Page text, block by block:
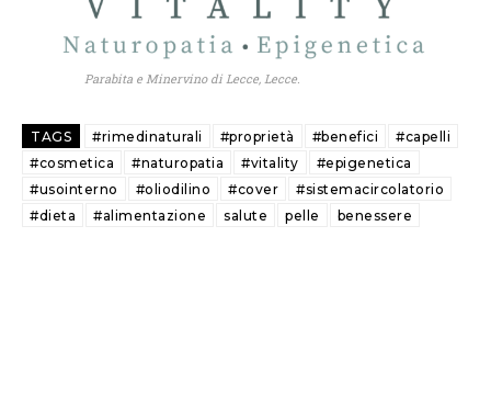
Parabita e Minervino di Lecce, Lecce.
TAGS #rimedinaturali #proprietà #benefici
#capelli
#cosmetica
#naturopatia #vitality
#epigenetica
#usointerno
#oliodilino #cover
#sistemacircolatorio
#dieta
#alimentazione salute pelle benessere